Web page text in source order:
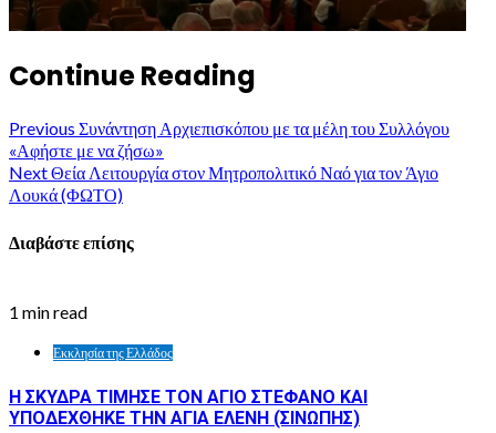
Continue Reading
Previous Συνάντηση Αρχιεπισκόπου με τα μέλη του Συλλόγου
«Αφήστε με να ζήσω»
NextΘεία Λειτουργία στον Μητροπολιτικό Ναό για τον Άγιο
Λουκά (ΦΩΤΟ)
Διαβάστε επίσης
1 min read
Εκκλησία της Ελλάδος
Η ΣΚΥΔΡΑ ΤΙΜΗΣΕ ΤΟΝ ΑΓΙΟ ΣΤΕΦΑΝΟ ΚΑΙ
ΥΠΟΔΕΧΘΗΚΕ ΤΗΝ ΑΓΙΑ ΕΛΕΝΗ (ΣΙΝΩΠΗΣ)